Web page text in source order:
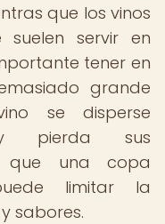
que los vinos
suelen servir en
tener en
grande
se disperse
pierda sus
que una copa
limitar la
sabores.